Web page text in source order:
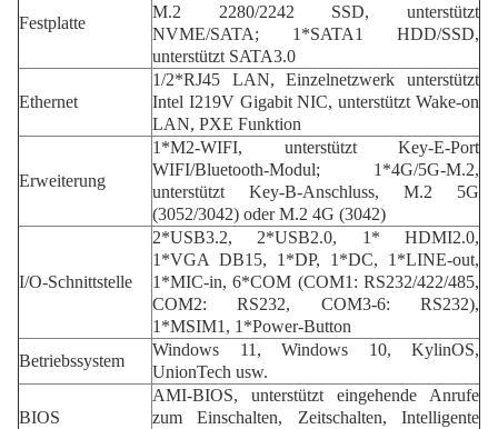
Festplatte
M.2 2280/2242 SSD, unterstützt
NVME/SATA; 1*SATA1 HDD/SSD,
unterstützt SATA3.0
Ethernet
1/2*RJ45 LAN, Einzelnetzwerk unterstützt
Intel I219V Gigabit NIC, unterstützt Wake-on
LAN, PXE Funktion
Erweiterung
1*M2-WIFI, unterstützt Key-E-Port
WIFI/Bluetooth-Modul; 1*4G/5G-M.2,
unterstützt Key-B-Anschluss, M.2 5G
(3052/3042) oder M.2 4G (3042)
I/O-Schnittstelle
2*USB3.2, 2*USB2.0, 1* HDMI2.0,
1*VGA DB15, 1*DP, 1*DC, 1*LINE-out,
1*MIC-in, 6*COM (COM1: RS232/422/485,
COM2: RS232, COM3-6: RS232),
1*MSIM1, 1*Power-Button
Betriebssystem
Windows 11, Windows 10, KylinOS,
UnionTech usw.
BIOS
AMI-BIOS, unterstützt eingehende Anrufe
zum Einschalten, Zeitschalten, Intelligente